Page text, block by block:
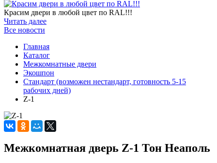
Красим двери в любой цвет по RAL!!!
Читать далее
Все новости
Главная
Каталог
Межкомнатные двери
Экошпон
Стандарт (возможен нестандарт, готовность 5-15
рабочих дней)
Z-1
Межкомнатная дверь Z-1 Тон Неаполь